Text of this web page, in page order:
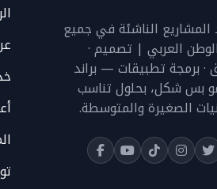
المشاريع الناشئة في جميع
العربي | تصميم ·
· برمجة تطبيقات — براند
بس شكل، بحلول تناسب
الصغيرة والمتوسطة.